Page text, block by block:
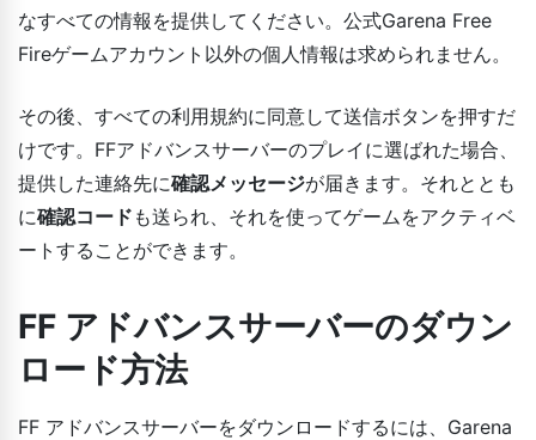
なすべての情報を提供してください。公式Garena Free
Fireゲームアカウント以外の個人情報は求められません。
その後、すべての利用規約に同意して送信ボタンを押すだ
けです。FFアドバンスサーバーのプレイに選ばれた場合、
提供した連絡先に確認メッセージが届きます。それととも
に確認コード も送られ、それを使ってゲームをアクティベ
ートすることができます。
FF アドバンスサーバーのダウン
ロード方法
FF アドバンスサーバーをダウンロードするには、Garena